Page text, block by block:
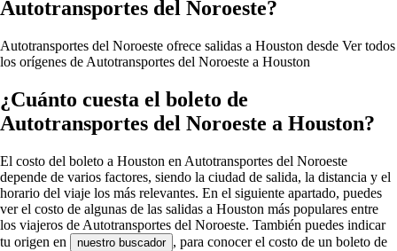
Autotransportes del Noroeste?
Autotransportes del Noroeste ofrece salidas a Houston desde Ver todos
los orígenes de Autotransportes del Noroeste a Houston
¿Cuánto cuesta el boleto de
Autotransportes del Noroeste a Houston?
El costo del boleto a Houston en Autotransportes del Noroeste
depende de varios factores, siendo la ciudad de salida, la distancia y el
horario del viaje los más relevantes. En el siguiente apartado, puedes
ver el costo de algunas de las salidas a Houston más populares entre
los viajeros de Autotransportes del Noroeste. También puedes indicar
tu origen en
nuestro buscador , para conocer el costo de un boleto de